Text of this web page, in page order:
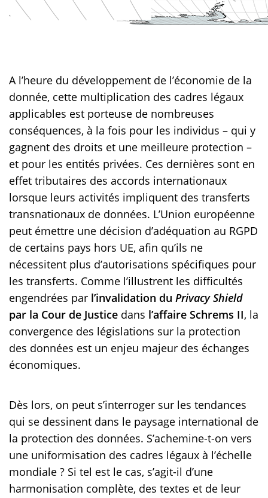
A l’heure du développement de l’économie de la
donnée, cette multiplication des cadres légaux
applicables est porteuse de nombreuses
conséquences, à la fois pour les individus – qui y
gagnent des droits et une meilleure protection –
et pour les entités privées. Ces dernières sont en
effet tributaires des accords internationaux
lorsque leurs activités impliquent des transferts
transnationaux de données. L’Union européenne
peut émettre une décision d’adéquation au RGPD
de certains pays hors UE, afin qu’ils ne
nécessitent plus d’autorisations spécifiques pour
les transferts. Comme l’illustrent les difficultés
engendrées par l’invalidation du Privacy Shield
par la Cour de Justice dans l’affaire Schrems II, la
convergence des législations sur la protection
des données est un enjeu majeur des échanges
économiques.
Dès lors, on peut s’interroger sur les tendances
qui se dessinent dans le paysage international de
la protection des données. S’achemine-t-on vers
une uniformisation des cadres légaux à l’échelle
mondiale ? Si tel est le cas, s’agit-il d’une
harmonisation complète, des textes et de leur